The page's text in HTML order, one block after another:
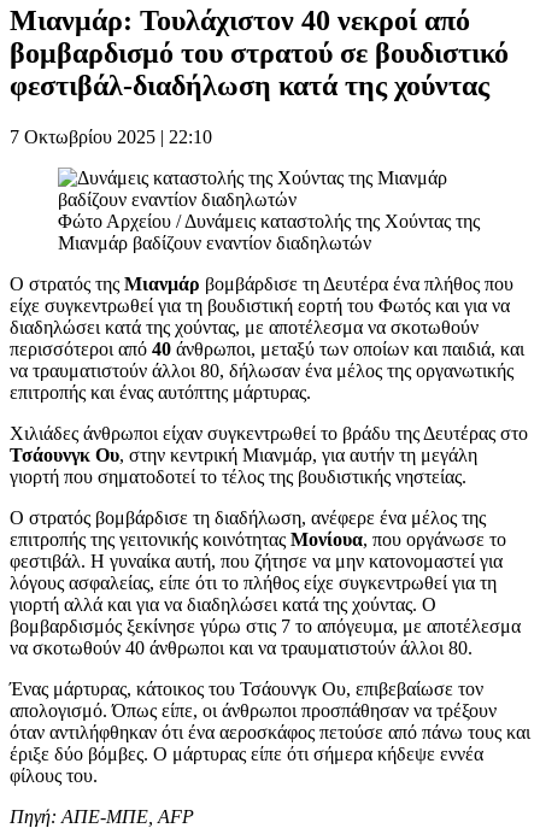
Μιανμάρ: Τουλάχιστον 40 νεκροί από
βομβαρδισμό του στρατού σε βουδιστικό
φεστιβάλ-διαδήλωση κατά της χούντας
7 Οκτωβρίου 2025 | 22:10
Φώτο Αρχείου / Δυνάμεις καταστολής της Χούντας της
Μιανμάρ βαδίζουν εναντίον διαδηλωτών
Ο στρατός της Μιανμάρ βομβάρδισε τη Δευτέρα ένα πλήθος που
είχε συγκεντρωθεί για τη βουδιστική εορτή του Φωτός και για να
διαδηλώσει κατά της χούντας, με αποτέλεσμα να σκοτωθούν
περισσότεροι από 40 άνθρωποι, μεταξύ των οποίων και παιδιά, και
να τραυματιστούν άλλοι 80, δήλωσαν ένα μέλος της οργανωτικής
επιτροπής και ένας αυτόπτης μάρτυρας.
Χιλιάδες άνθρωποι είχαν συγκεντρωθεί το βράδυ της Δευτέρας στο
Τσάουνγκ Ου, στην κεντρική Μιανμάρ, για αυτήν τη μεγάλη
γιορτή που σηματοδοτεί το τέλος της βουδιστικής νηστείας.
Ο στρατός βομβάρδισε τη διαδήλωση, ανέφερε ένα μέλος της
επιτροπής της γειτονικής κοινότητας Μονίουα, που οργάνωσε το
φεστιβάλ. Η γυναίκα αυτή, που ζήτησε να μην κατονομαστεί για
λόγους ασφαλείας, είπε ότι το πλήθος είχε συγκεντρωθεί για τη
γιορτή αλλά και για να διαδηλώσει κατά της χούντας. Ο
βομβαρδισμός ξεκίνησε γύρω στις 7 το απόγευμα, με αποτέλεσμα
να σκοτωθούν 40 άνθρωποι και να τραυματιστούν άλλοι 80.
Ένας μάρτυρας, κάτοικος του Τσάουνγκ Ου, επιβεβαίωσε τον
απολογισμό. Όπως είπε, οι άνθρωποι προσπάθησαν να τρέξουν
όταν αντιλήφθηκαν ότι ένα αεροσκάφος πετούσε από πάνω τους και
έριξε δύο βόμβες. Ο μάρτυρας είπε ότι σήμερα κήδεψε εννέα
φίλους του.
Πηγή: ΑΠΕ-ΜΠΕ, AFP